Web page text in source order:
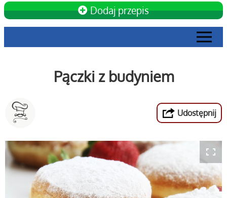
Dodaj przepis
Pączki z budyniem
Udostępnij